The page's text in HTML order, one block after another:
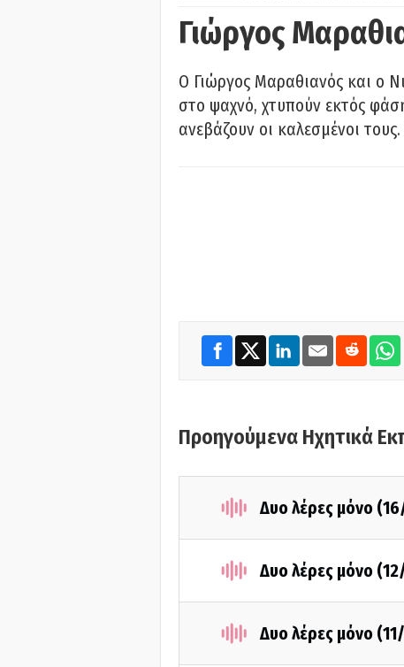
Γιώργος
Ο Γιώργος Μαραθιανός και ο
στο ψαχνό, χτυπούν εκτός
ανεβάζουν οι καλεσμένοι
Προηγούμενα Ηχητικά
Δυο λέρες μόνο
Δυο λέρες μόνο
Δυο λέρες μόνο